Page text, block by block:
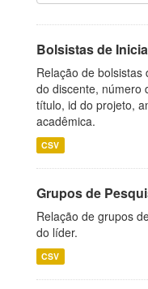
Bolsistas de
Relação de
do discente, número
título, id do projeto,
acadêmica.
CSV
Grupos de
Relação de grupos
do líder.
CSV